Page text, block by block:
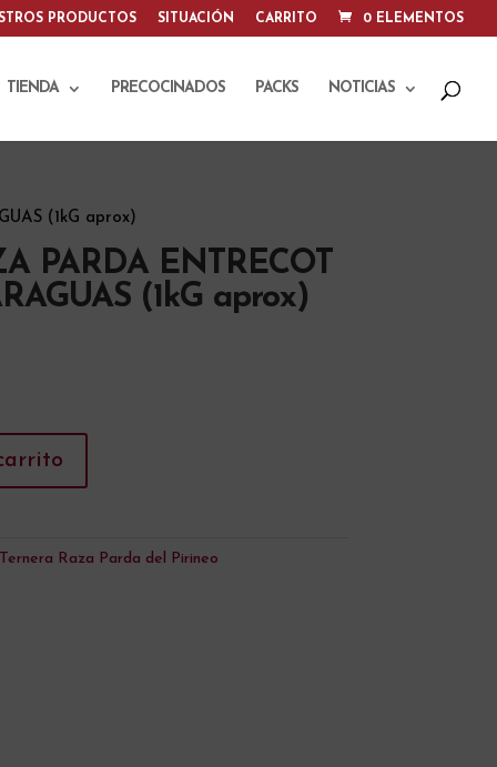
PRODUCTOS SITUACIÓN CARRITO 0 ELEMENTOS
TIENDA PRECOCINADOS PACKS NOTICIAS
(1kG aprox)
PARDA ENTRECOT
(1kG aprox)
r
Ternera Raza Parda del Pirineo